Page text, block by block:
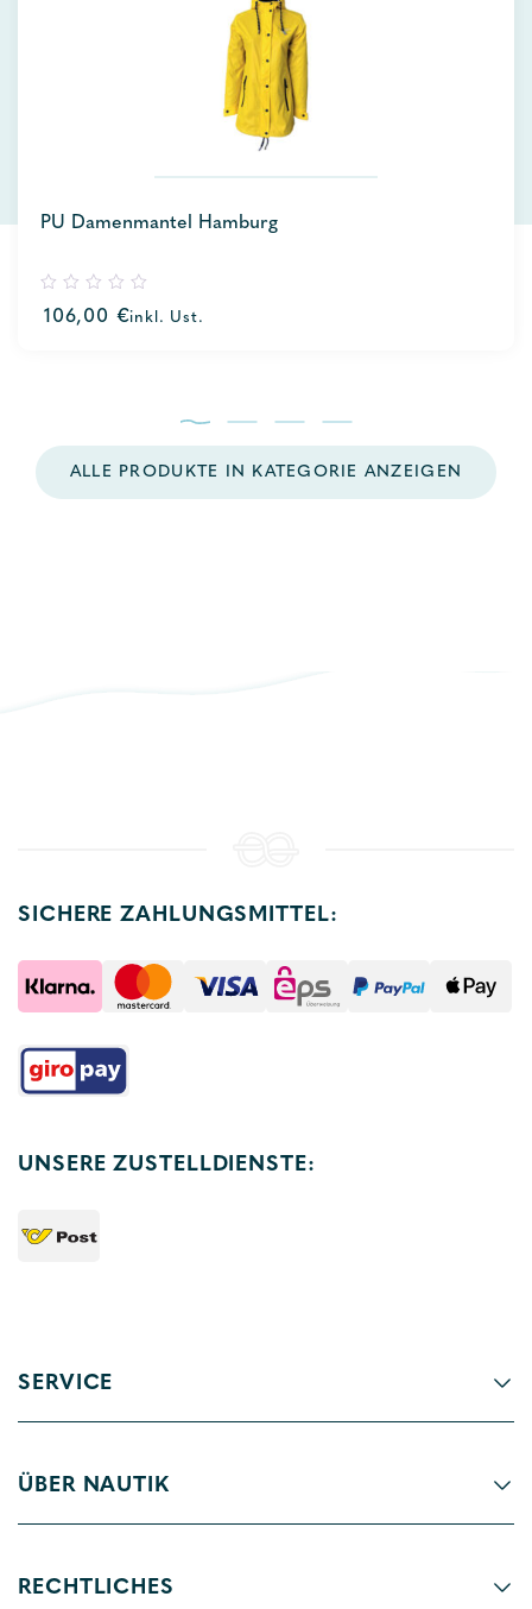
PU Damenmantel Hamburg
out
106,00 €inkl. Ust.
ALLE PRODUKTE IN KATEGORIE ANZEIGEN
SICHERE ZAHLUNGSMITTEL:
UNSERE ZUSTELLDIENSTE:
SERVICE
ÜBER NAUTIK
RECHTLICHES